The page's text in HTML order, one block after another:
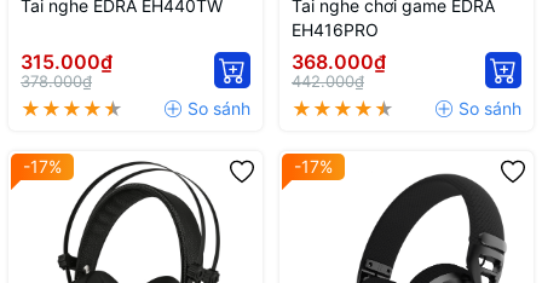
Tai nghe EDRA EH440TW
315.000₫
378.000₫
Tai nghe chơi game EDRA
EH416PRO
368.000₫
442.000₫
-17% -17%